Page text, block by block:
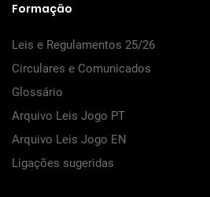
Formação
Leis e Regulamentos 25/26
Circulares e Comunicados
Glossário
Arquivo Leis Jogo PT
Arquivo Leis Jogo EN
Ligações sugeridas